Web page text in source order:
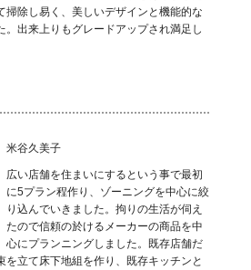
掃除し易く、美しいデザインと機能的な
。出来上りもグレードアップされ満足し
米谷久美子
広い店舗を住まいにするという事で最初
に5プラン程作り、ゾーニングを中心に絞
り込んでいきました。拘りの生活が伺え
たので信頼の於けるメーカーの商品を中
心にプランニングしました。既存店舗だ
を立て床下地組を作り、既存キッチンと